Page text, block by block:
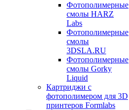
Фотополимерные
смолы HARZ
Labs
Фотополимерные
смолы
3DSLA.RU
Фотополимерные
смолы Gorky
Liquid
Картриджи с
фотополимером для 3D
принтеров Formlabs